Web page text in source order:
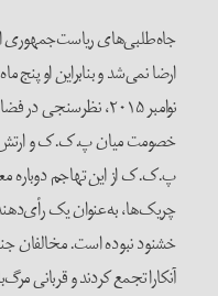
جاه‌طلبی‌های ریاست‌جمهوری
ارضا نمی‌شد و بنابراین او پنج
نوامبر ۲۰۱۵،
خصومت میان پ.ک.ک و ارتش
پ.ک.ک از این تهاجم دوباره
چریک‌ها، به‌عنوان یک
خشنود نبوده است. مخالفان
آنکارا تجمع کردند و قربانی